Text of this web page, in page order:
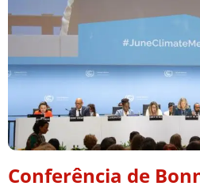
Conferência de